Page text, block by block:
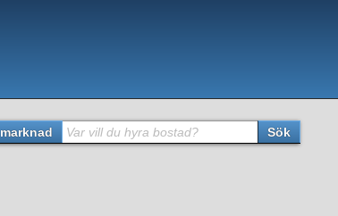
Var vill du hyra bostad? Sök